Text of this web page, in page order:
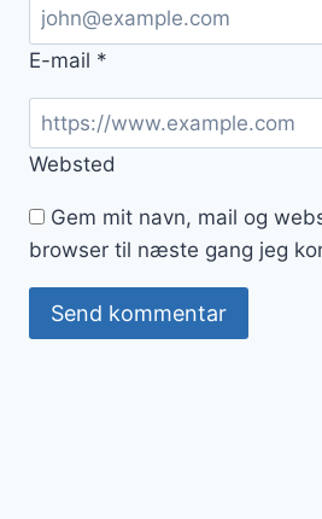
E-mail *
Websted
Gem mit navn, mail og
browser til næste gang jeg